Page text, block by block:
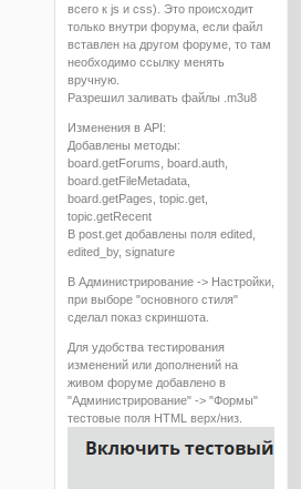
всего к js и css). Это происходит
только внутри форума, если файл
вставлен на другом форуме, то там
необходимо ссылку менять
вручную.
Разрешил заливать файлы .m3u8
Изменения в API:
Добавлены методы:
board.getForums, board.auth,
board.getFileMetadata,
board.getPages, topic.get,
topic.getRecent
В post.get добавлены поля edited,
edited_by, signature
В Администрирование -> Настройки,
при выборе "основного стиля"
сделал показ скриншота.
Для удобства тестирования
изменений или дополнений на
живом форуме добавлено в
"Администрирование" -> "Формы"
тестовые поля HTML верх/низ.